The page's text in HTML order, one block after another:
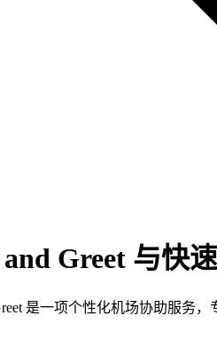
Greet 与快
是一项个性化机场协助服务